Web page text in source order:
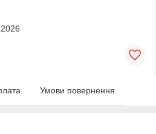
Умови повернення